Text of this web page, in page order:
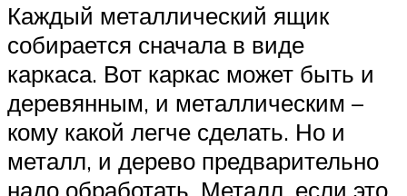
Каждый металлический ящик
собирается сначала в виде
каркаса. Вот каркас может быть и
деревянным, и металлическим –
кому какой легче сделать. Но и
металл, и дерево предварительно
надо обработать. Металл, если это